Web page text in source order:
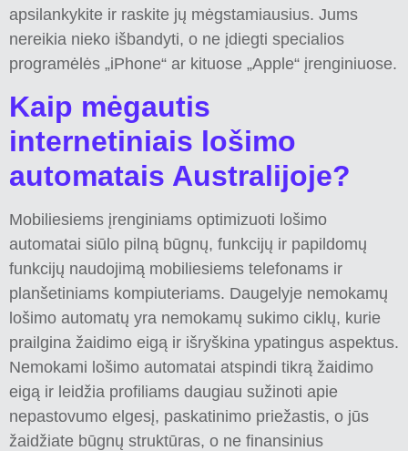
apsilankykite ir raskite jų mėgstamiausius. Jums
nereikia nieko išbandyti, o ne įdiegti specialios
programėlės „iPhone“ ar kituose „Apple“ įrenginiuose.
Kaip mėgautis
internetiniais lošimo
automatais Australijoje?
Mobiliesiems įrenginiams optimizuoti lošimo
automatai siūlo pilną būgnų, funkcijų ir papildomų
funkcijų naudojimą mobiliesiems telefonams ir
planšetiniams kompiuteriams. Daugelyje nemokamų
lošimo automatų yra nemokamų sukimo ciklų, kurie
prailgina žaidimo eigą ir išryškina ypatingus aspektus.
Nemokami lošimo automatai atspindi tikrą žaidimo
eigą ir leidžia profiliams daugiau sužinoti apie
nepastovumo elgesį, paskatinimo priežastis, o jūs
žaidžiate būgnų struktūras, o ne finansinius